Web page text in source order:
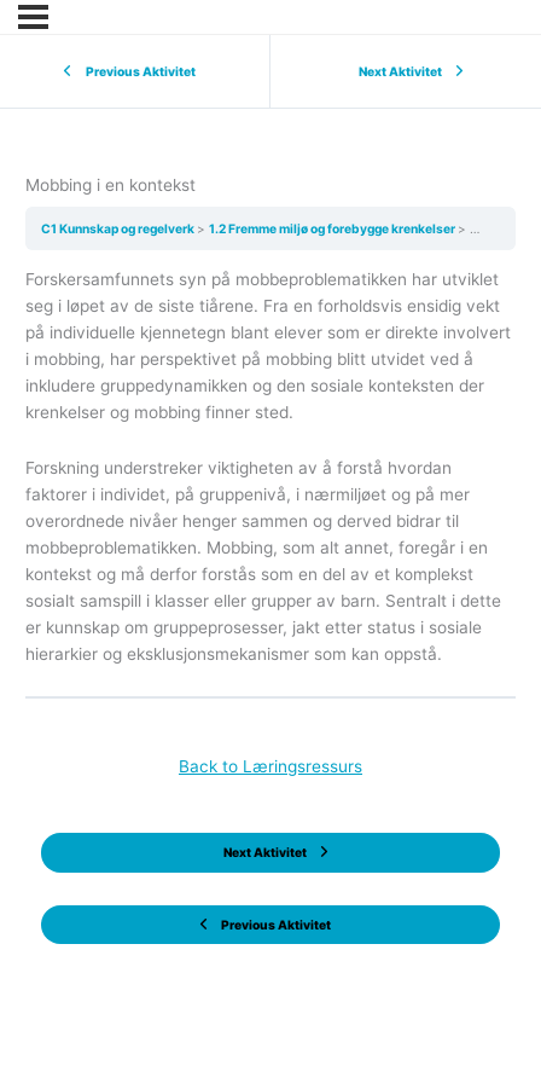
Previous Aktivitet Next Aktivitet
Mobbing i en kontekst
C1 Kunnskap og regelverk 1.2 Fremme miljø og forebygge krenkelser
Forskersamfunnets syn på mobbeproblematikken har utviklet
seg i løpet av de siste tiårene. Fra en forholdsvis ensidig vekt
på individuelle kjennetegn blant elever som er direkte involvert
i mobbing, har perspektivet på mobbing blitt utvidet ved å
inkludere gruppedynamikken og den sosiale konteksten der
krenkelser og mobbing finner sted.
Forskning understreker viktigheten av å forstå hvordan
faktorer i individet, på gruppenivå, i nærmiljøet og på mer
overordnede nivåer henger sammen og derved bidrar til
mobbeproblematikken. Mobbing, som alt annet, foregår i en
kontekst og må derfor forstås som en del av et komplekst
sosialt samspill i klasser eller grupper av barn. Sentralt i dette
er kunnskap om gruppeprosesser, jakt etter status i sosiale
hierarkier og eksklusjonsmekanismer som kan oppstå.
Previous Aktivitet
Back to Læringsressurs
Next Aktivitet